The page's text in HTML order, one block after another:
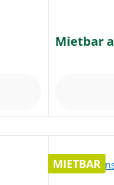
Mietbar
MIETBAR